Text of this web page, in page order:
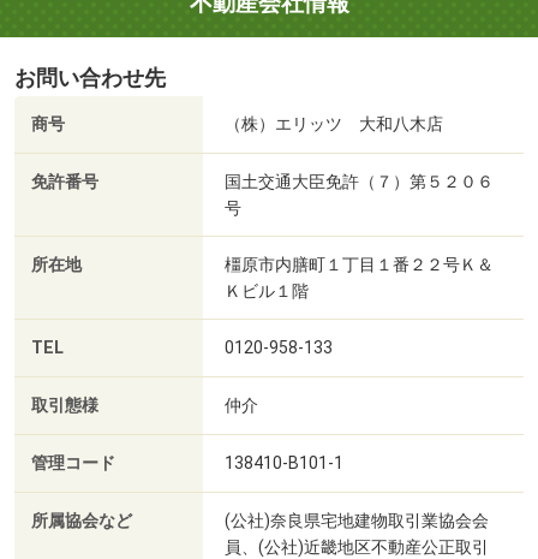
お問い合わせ先
商号 （株）エリッツ 大和八木店
免許番号
国土交通大臣免許（７）第５２０６
号
所在地
橿原市内膳町１丁目１番２２号Ｋ＆
Ｋビル１階
TEL 0120-958-133
取引態様 仲介
管理コード 138410-B101-1
所属協会など
(公社)奈良県宅地建物取引業協会会
員、(公社)近畿地区不動産公正取引